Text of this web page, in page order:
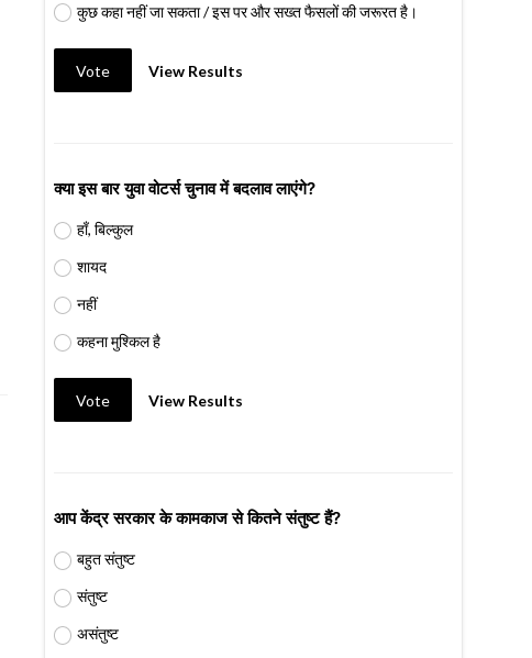
कुछ कहा नहीं जा सकता / इस पर और सख्त फैसलों की जरूरत है।
Vote View Results
क्या इस बार युवा वोटर्स चुनाव में बदलाव लाएंगे?
हाँ, बिल्कुल
शायद
नहीं
कहना मुश्किल है
Vote View Results
आप केंद्र सरकार के कामकाज से कितने संतुष्ट हैं?
बहुत संतुष्ट
संतुष्ट
असंतुष्ट